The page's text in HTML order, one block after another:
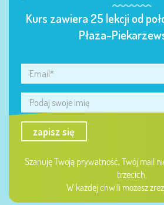
Kurs zawiera 25 lekcji od
Płaza-
zapisz się
Szanuję Twoją prywatność, Twój mail
trzecich.
W każdej chwili możesz